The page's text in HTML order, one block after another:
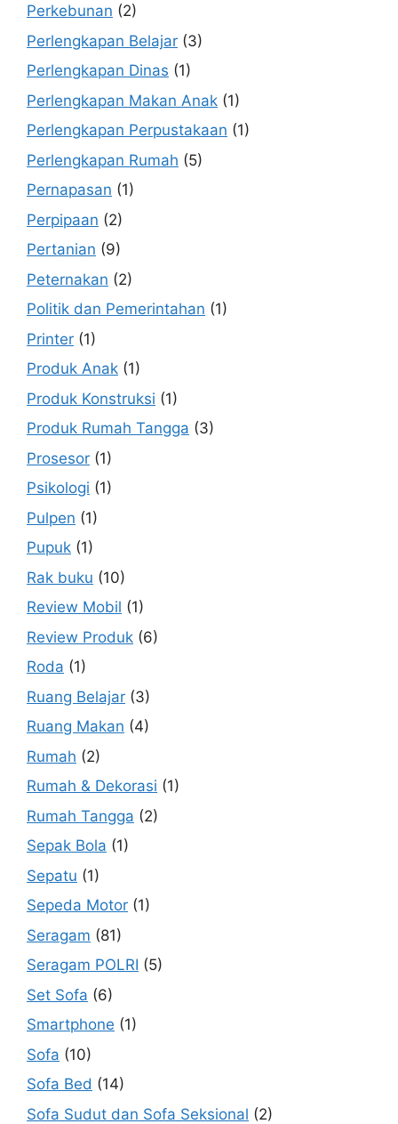
Perkebunan (2)
Perlengkapan Belajar (3)
Perlengkapan Dinas (1)
Perlengkapan Makan Anak (1)
Perlengkapan Perpustakaan (1)
Perlengkapan Rumah (5)
Pernapasan (1)
Perpipaan (2)
Pertanian (9)
Peternakan (2)
Politik dan Pemerintahan (1)
Printer (1)
Produk Anak (1)
Produk Konstruksi (1)
Produk Rumah Tangga (3)
Prosesor (1)
Psikologi (1)
Pulpen (1)
Pupuk (1)
Rak buku (10)
Review Mobil (1)
Review Produk (6)
Roda (1)
Ruang Belajar (3)
Ruang Makan (4)
Rumah (2)
Rumah & Dekorasi (1)
Rumah Tangga (2)
Sepak Bola (1)
Sepatu (1)
Sepeda Motor (1)
Seragam (81)
Seragam POLRI (5)
Set Sofa (6)
Smartphone (1)
Sofa (10)
Sofa Bed (14)
Sofa Sudut dan Sofa Seksional (2)